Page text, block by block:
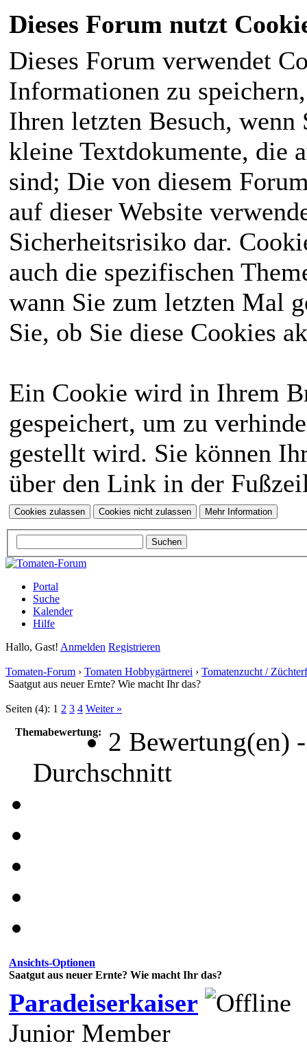
Dieses Forum nutzt
Dieses Forum verwendet
Informationen zu
Ihren letzten Besuch,
kleine Textdokumente, die
sind; Die von diesem
auf dieser Website
Sicherheitsrisiko dar.
auch die spezifischen
wann Sie zum letzten Mal
Sie, ob Sie diese Cookies
Ein Cookie wird in Ihrem
gespeichert, um zu
gestellt wird. Sie können
über den Link in der
Portal
Suche
Kalender
Hilfe
Hallo, Gast! Anmelden Registrieren
Tomaten-Forum › Tomaten Hobbygärtnerei › Tomatenzucht /
Saatgut aus neuer Ernte? Wie macht Ihr das?
Seiten (4): 1 2 3 4 Weiter »
Themabewertung:
2 Bewertung(en)
Durchschnitt
Ansichts-Optionen
Saatgut aus neuer Ernte? Wie macht Ihr das?
Paradeiserkaiser
Junior Member